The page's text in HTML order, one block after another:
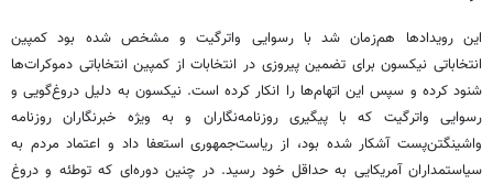
این رویدادها هم‌زمان شد با رسوایی واترگیت و مشخص شده بود کمپین
انتخاباتی نیکسون برای تضمین پیروزی در انتخابات از کمپین انتخاباتی دموکرات‌ها
شنود کرده و سپس این اتهام‌ها را انکار کرده است. نیکسون به دلیل دروغ‌گویی و
رسوایی واترگیت که با پیگیری روزنامه‌نگاران و به ویژه خبرنگاران روزنامه
واشینگتن‌پست آشکار شده بود، از ریاست‌جمهوری استعفا داد و اعتماد مردم به
سیاستمداران آمریکایی به حداقل خود رسید. در چنین دوره‌ای که توطئه و دروغ